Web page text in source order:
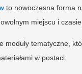
to nowoczesna forma
miejscu i
moduły tematyczne,
w postaci: